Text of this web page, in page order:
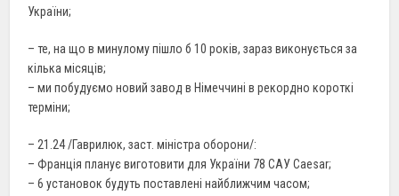
України;
– те, на що в минулому пішло б 10 років, зараз виконується за
кілька місяців;
– ми побудуємо новий завод в Німеччині в рекордно короткі
терміни;
– 21.24 /Гаврилюк, заст. міністра оборони/:
– Франція планує виготовити для України 78 САУ Caesar;
– 6 установок будуть поставлені найближчим часом;